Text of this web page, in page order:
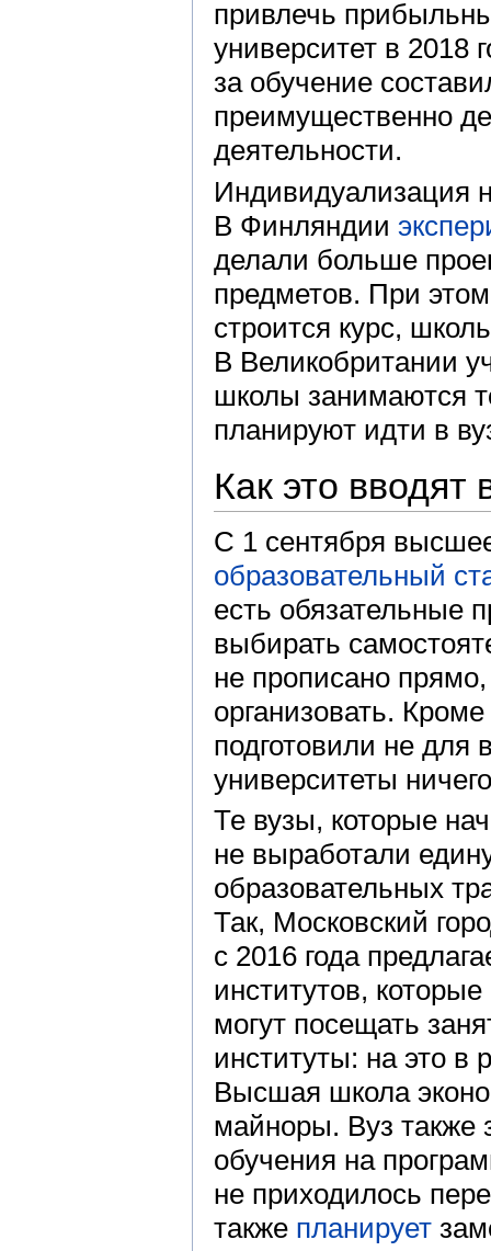
привлечь
университет в 2018
за обучение
преимущественно
деятельности.
Индивидуализация
В Финляндии
делали больше
предметов. При
строится курс,
В Великобритании
школы занимаются
планируют идти в
Как это вводят
С 1 сентября
образовательный
есть обязательные
выбирать
не прописано
организовать.
подготовили не для
университеты
Те вузы, которые
не выработали
образовательных
Так, Московский
с 2016 года
институтов,
могут посещать
институты: на это в
Высшая школа
майноры. Вуз также
обучения на
не приходилось
также планирует